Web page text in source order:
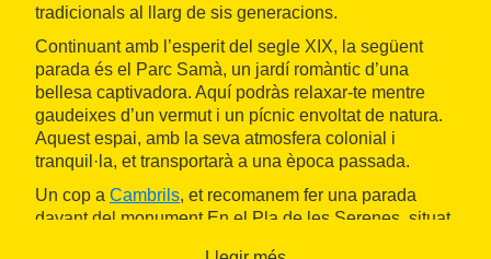
tradicionals al llarg de sis generacions.
Continuant amb l’esperit del segle XIX, la següent
parada és el Parc Samà, un jardí romàntic d’una
bellesa captivadora. Aquí podràs relaxar-te mentre
gaudeixes d’un vermut i un pícnic envoltat de natura.
Aquest espai, amb la seva atmosfera colonial i
tranquil·la, et transportarà a una època passada.
Un cop a Cambrils, et recomanem fer una parada
davant del monument En el Pla de les Serenes, situat